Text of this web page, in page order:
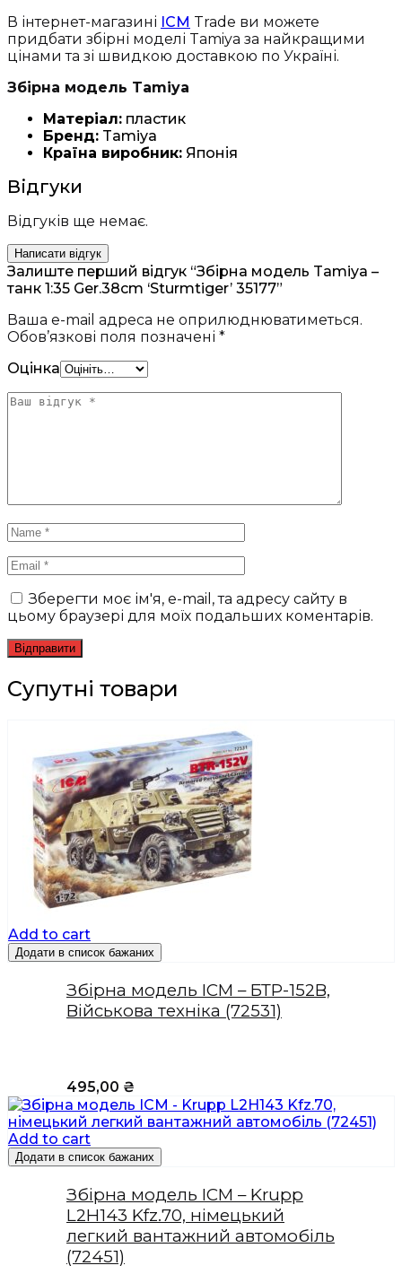
В інтернет-магазині ICM Trade ви можете
придбати збірні моделі Tamiya за найкращими
цінами та зі швидкою доставкою по Україні.
Збірна модель Tamiya
Матеріал: пластик
Бренд: Tamiya
Країна виробник: Японія
Відгуки
Відгуків ще немає.
Написати відгук
Залиште перший відгук “Збірна модель Tamiya –
танк 1:35 Ger.38cm ‘Sturmtiger’ 35177”
Ваша e-mail адреса не оприлюднюватиметься.
Обов’язкові поля позначені *
Оцінка
Зберегти моє ім'я, e-mail, та адресу сайту в
цьому браузері для моїх подальших коментарів.
Супутні товари
Add to cart
Додати в список бажаних
Збірна модель ICM – БТР-152В,
Військова техніка (72531)
495,00 ₴
Add to cart
Додати в список бажаних
Збірна модель ICM – Krupp
L2H143 Kfz.70, німецький
легкий вантажний автомобіль
(72451)